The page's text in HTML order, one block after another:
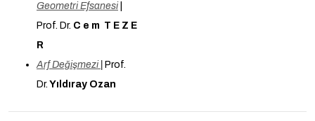
Geometri Efsanesi
Prof. Dr. C e m T E Z E
R
Arf Değişmezi
Prof.
Dr. Yıldıray Ozan